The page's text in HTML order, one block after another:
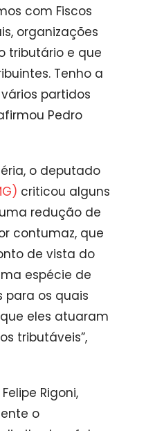
com Fiscos
organizações
tributário e que
Tenho a
partidos
Pedro
o deputado
criticou alguns
redução de
contumaz, que
de vista do
espécie de
para os quais
eles atuaram
tributáveis”,
Rigoni,
o